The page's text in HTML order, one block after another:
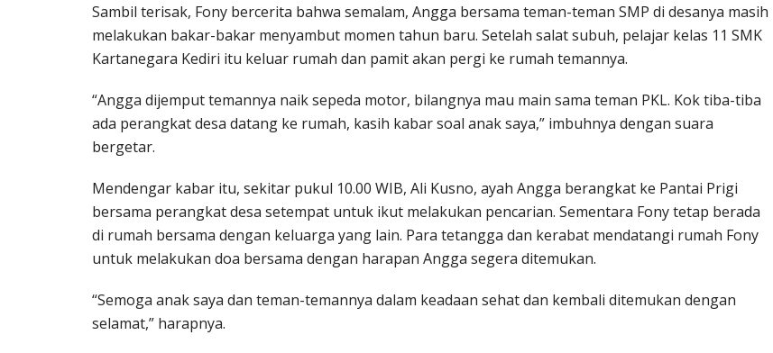
Sambil terisak, Fony bercerita bahwa semalam, Angga bersama teman-teman SMP di desanya masih
melakukan bakar-bakar menyambut momen tahun baru. Setelah salat subuh, pelajar kelas 11 SMK
Kartanegara Kediri itu keluar rumah dan pamit akan pergi ke rumah temannya.
“Angga dijemput temannya naik sepeda motor, bilangnya mau main sama teman PKL. Kok tiba-tiba
ada perangkat desa datang ke rumah, kasih kabar soal anak saya,” imbuhnya dengan suara
bergetar.
Mendengar kabar itu, sekitar pukul 10.00 WIB, Ali Kusno, ayah Angga berangkat ke Pantai Prigi
bersama perangkat desa setempat untuk ikut melakukan pencarian. Sementara Fony tetap berada
di rumah bersama dengan keluarga yang lain. Para tetangga dan kerabat mendatangi rumah Fony
untuk melakukan doa bersama dengan harapan Angga segera ditemukan.
“Semoga anak saya dan teman-temannya dalam keadaan sehat dan kembali ditemukan dengan
selamat,” harapnya.